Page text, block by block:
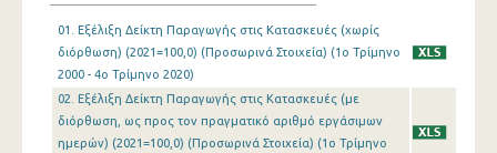
1o Τρίμηνο 2020
4o Τρίμηνο 2019
3o Τρίμηνο 2019
01. Εξέλιξη Δείκτη Παραγωγής στις Κατασκευές (χωρίς
διόρθωση) (2021=100,0) (Προσωρινά Στοιχεία) (1o Τρίμηνο
2000 - 4o Τρίμηνο 2020)
02. Εξέλιξη Δείκτη Παραγωγής στις Κατασκευές (με
διόρθωση, ως προς τον πραγματικό αριθμό εργάσιμων
ημερών) (2021=100,0) (Προσωρινά Στοιχεία) (1o Τρίμηνο